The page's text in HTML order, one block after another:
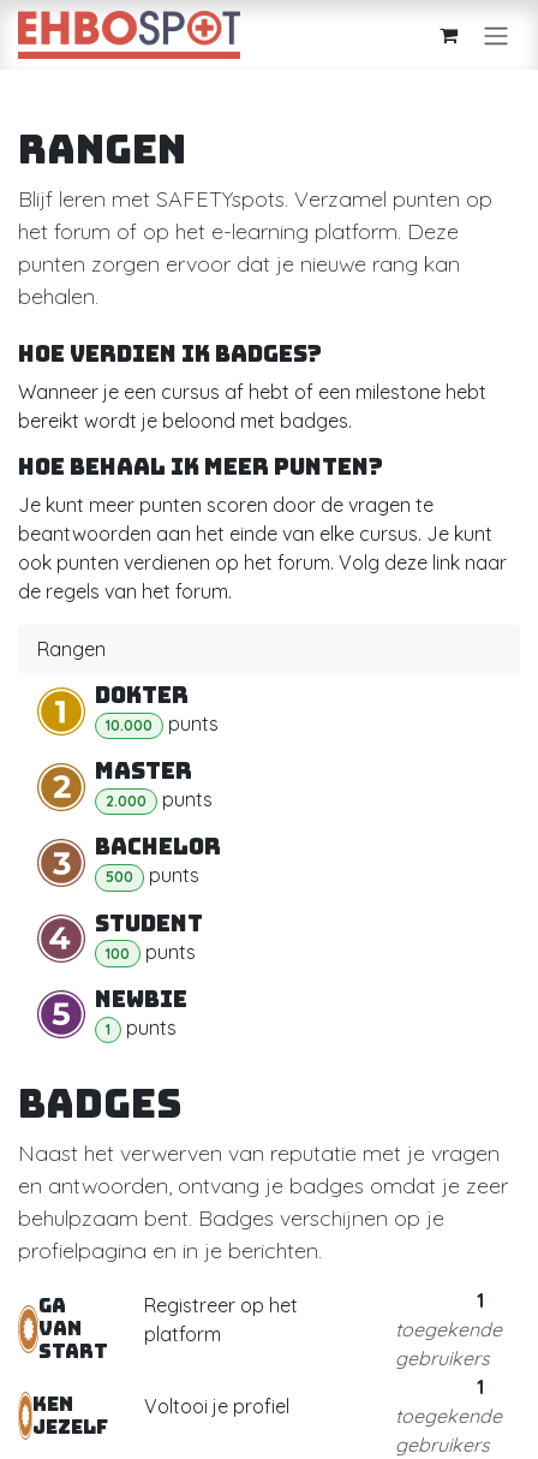
Overslaan naar inhoud
Rangen
Blijf leren met SAFETYspots. Verzamel punten op
het forum of op het e-learning platform. Deze
punten zorgen ervoor dat je nieuwe rang kan
behalen.
Hoe verdien ik badges?
Wanneer je een cursus af hebt of een milestone hebt
bereikt wordt je beloond met badges.
Hoe behaal ik meer punten?
Je kunt meer punten scoren door de vragen te
beantwoorden aan het einde van elke cursus. Je kunt
ook punten verdienen op het forum. Volg deze link naar
de regels van het forum.
Rangen
Dokter
10.000 punts
Master
2.000 punts
Bachelor
500 punts
Student
100 punts
Newbie
1 punts
Badges
Naast het verwerven van reputatie met je vragen
en antwoorden, ontvang je badges omdat je zeer
behulpzaam bent. Badges verschijnen op je
profielpagina en in je berichten.
Ga
van
start
Registreer op het
platform
1
toegekende
gebruikers
Ken
jezelf
Voltooi je profiel
1
toegekende
gebruikers